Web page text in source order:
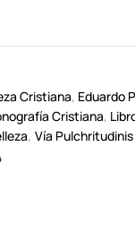
Cristiana, Eduardo
Cristiana,
, Vía Pulchritudinis